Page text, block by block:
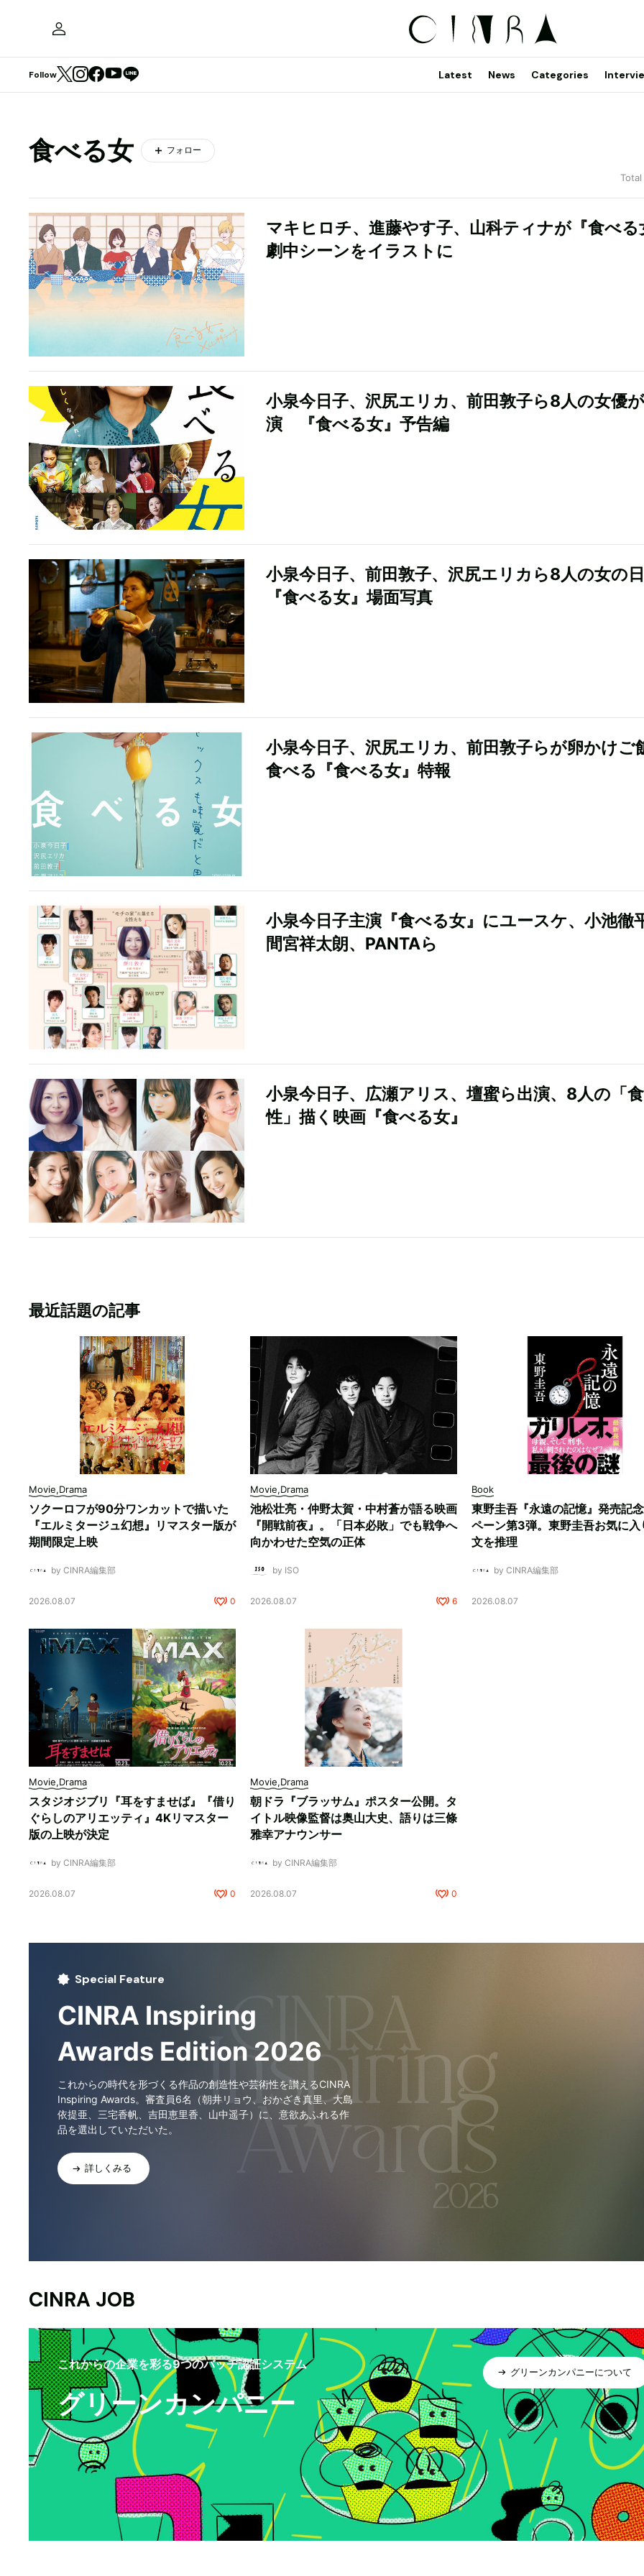
Follow Latest News Categories
食べる女 フォロー
マキヒロチ、進藤やす子、山科ティナが『食べる
劇中シーンをイラストに
小泉今日子、沢尻エリカ、前田敦子ら8人の女優
演 『食べる女』予告編
小泉今日子、前田敦子、沢尻エリカら8人の女
『食べる女』場面写真
小泉今日子、沢尻エリカ、前田敦子らが卵かけご
食べる『食べる女』特報
小泉今日子主演『食べる女』にユースケ、小池徹
間宮祥太朗、PANTAら
小泉今日子、広瀬アリス、壇蜜ら出演、8人の「
性」描く映画『食べる女』
最近話題の記事
Movie,Drama
ソクーロフが90分ワンカットで描いた
『エルミタージュ幻想』リマスター版が
期間限定上映
by CINRA編集部
2026.08.07 0
Movie,Drama
池松壮亮・仲野太賀・中村蒼が語る映画
『開戦前夜』。「日本必敗」でも戦争へ
向かわせた空気の正体
by ISO
2026.08.07 6
Book
東野圭吾『永遠の記憶』発売記
ペーン第3弾。東野圭吾お気に入
文を推理
by CINRA編集部
2026.08.07
Movie,Drama
スタジオジブリ『耳をすませば』『借り
ぐらしのアリエッティ』4Kリマスター
版の上映が決定
by CINRA編集部
2026.08.07 0
Movie,Drama
朝ドラ『ブラッサム』ポスター公開。タ
イトル映像監督は奥山大史、語りは三條
雅幸アナウンサー
by CINRA編集部
2026.08.07 0
Special Feature
CINRA Inspiring
Awards Edition 2026
これからの時代を形づくる作品の創造性や芸術性を讃えるCINRA
Inspiring Awards。審査員6名（朝井リョウ、おかざき真里、大島
依提亜、三宅香帆、吉田恵里香、山中遥子）に、意欲あふれる作
品を選出していただいた。
詳しくみる
CINRA JOB
これからの企業を彩る9つのバッヂ認証システム
グリーンカンパニー
グリーンカンパニーについて